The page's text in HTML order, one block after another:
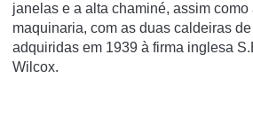
janelas e a alta chaminé, assim como
maquinaria, com as duas caldeiras
adquiridas em 1939 à firma inglesa
Wilcox.